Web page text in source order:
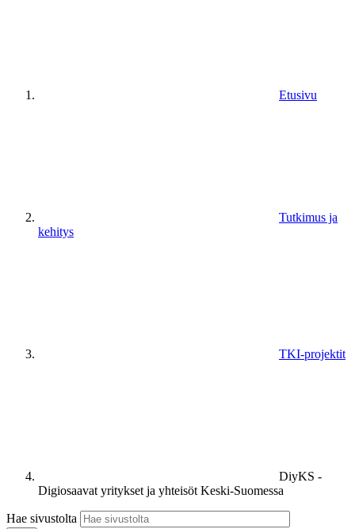
Etusivu
Tutkimus ja
kehitys
TKI-projektit
DiyKS -
Digiosaavat yritykset ja yhteisöt Keski-Suomessa
Hae sivustolta